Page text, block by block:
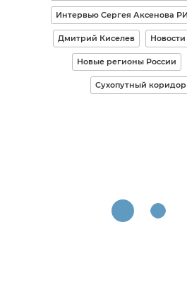
Интервью Сергея Аксенова
Дмитрий Киселев
Новые регионы России
Сухопутный